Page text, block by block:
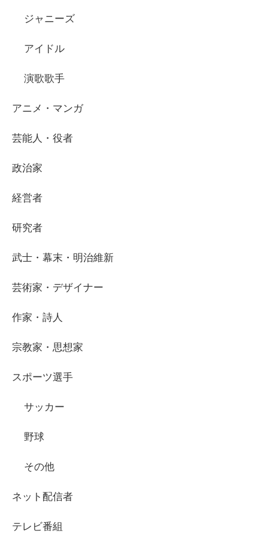
ジャニーズ
アイドル
演歌歌手
アニメ・マンガ
芸能人・役者
政治家
経営者
研究者
武士・幕末・明治維新
芸術家・デザイナー
作家・詩人
宗教家・思想家
スポーツ選手
サッカー
野球
その他
ネット配信者
テレビ番組